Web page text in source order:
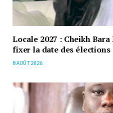
Locale 2027 : Cheikh
fixer la date des élections
8 AOÛT 2026